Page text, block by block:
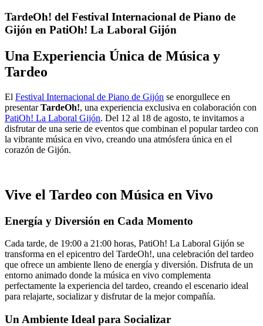
TardeOh! del Festival Internacional de Piano de
Gijón en PatiOh! La Laboral Gijón
Una Experiencia Única de Música y
Tardeo
El Festival Internacional de Piano de Gijón se enorgullece en
presentarTardeOh!, una experiencia exclusiva en colaboración con
PatiOh! La Laboral Gijón. Del 12 al 18 de agosto, te invitamos a
disfrutar de una serie de eventos que combinan el popular tardeo con
la vibrante música en vivo, creando una atmósfera única en el
corazón de Gijón.
Vive el Tardeo con Música en Vivo
Energía y Diversión en Cada Momento
Cada tarde, de 19:00 a 21:00 horas, PatiOh! La Laboral Gijón se
transforma en el epicentro del TardeOh!, una celebración del tardeo
que ofrece un ambiente lleno de energía y diversión. Disfruta de un
entorno animado donde la música en vivo complementa
perfectamente la experiencia del tardeo, creando el escenario ideal
para relajarte, socializar y disfrutar de la mejor compañía.
Un Ambiente Ideal para Socializar